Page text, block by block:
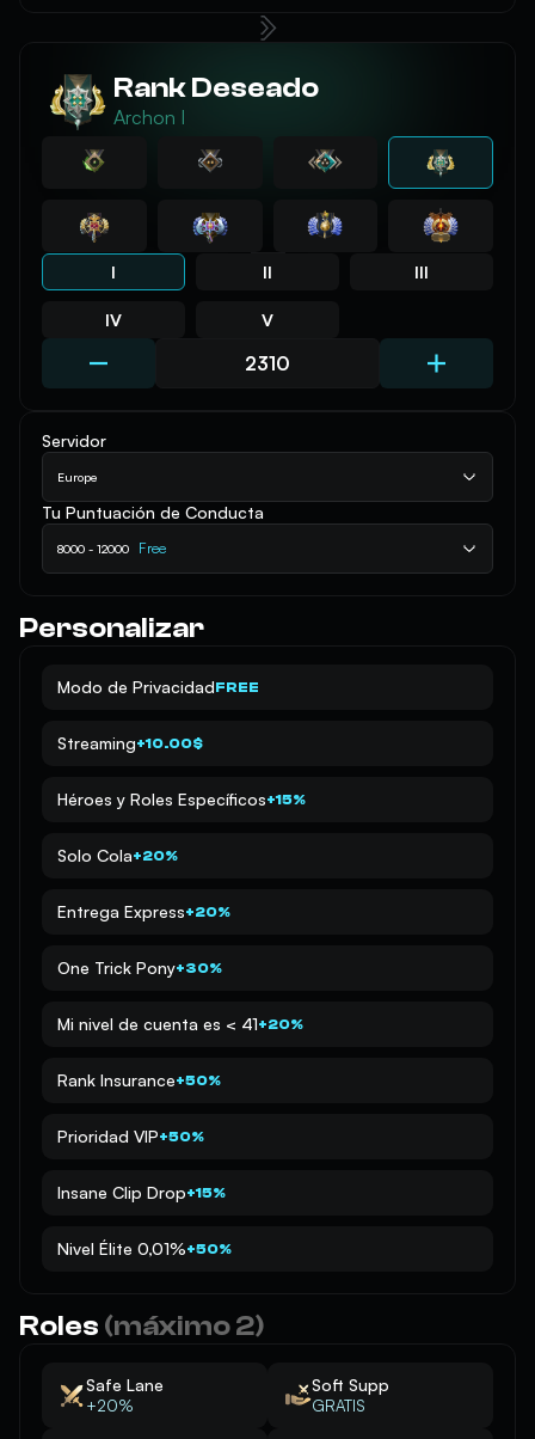
Rank Deseado
Archon I
I II III
IV V
Servidor
Europe
Tu Puntuación de Conducta
8000 - 12000 Free
Personalizar
Modo de PrivacidadFREE
Streaming+10.00$
Héroes y Roles Específicos+15%
Solo Cola+20%
Entrega Express+20%
One Trick Pony+30%
Mi nivel de cuenta es < 41+20%
Rank Insurance+50%
Prioridad VIP+50%
Insane Clip Drop+15%
Nivel Élite 0,01%+50%
Roles (máximo 2)
Safe Lane
+20%
Soft Supp
GRATIS